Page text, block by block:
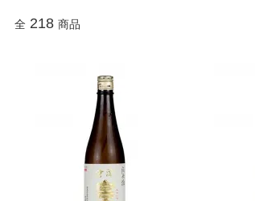
全 218 商品